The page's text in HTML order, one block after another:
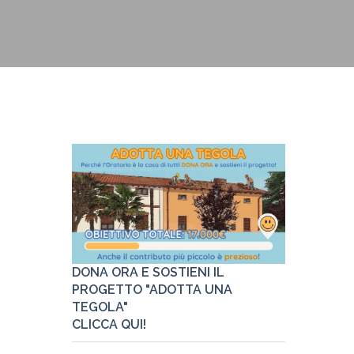
DONA ORA E SOSTIENI IL
PROGETTO "ADOTTA UNA
TEGOLA"
CLICCA QUI!